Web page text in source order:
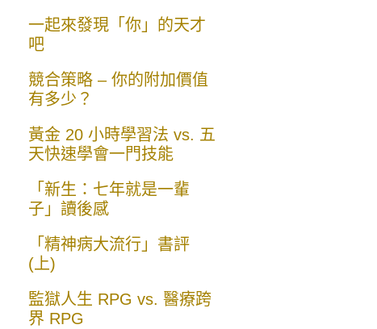
一起來發現「你」的天才
吧
競合策略 – 你的附加價值
有多少？
黃金 20 小時學習法 vs. 五
天快速學會一門技能
「新生：七年就是一輩
子」讀後感
「精神病大流行」書評
(上)
監獄人生 RPG vs. 醫療跨
界 RPG